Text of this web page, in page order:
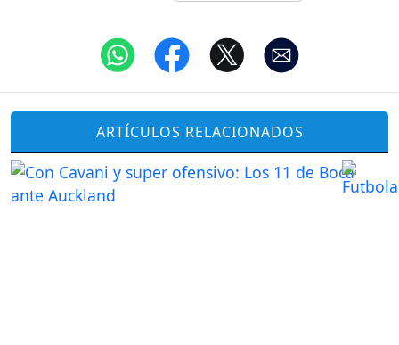
ARTÍCULOS RELACIONADOS